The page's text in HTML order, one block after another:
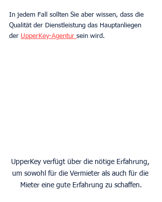
In jedem Fall sollten Sie aber wissen, dass die
Qualität der Dienstleistung das Hauptanliegen
der UpperKey-Agentur sein wird.
UpperKey verfügt über die nötige Erfahrung,
um sowohl für die Vermieter als auch für die
Mieter eine gute Erfahrung zu schaffen.